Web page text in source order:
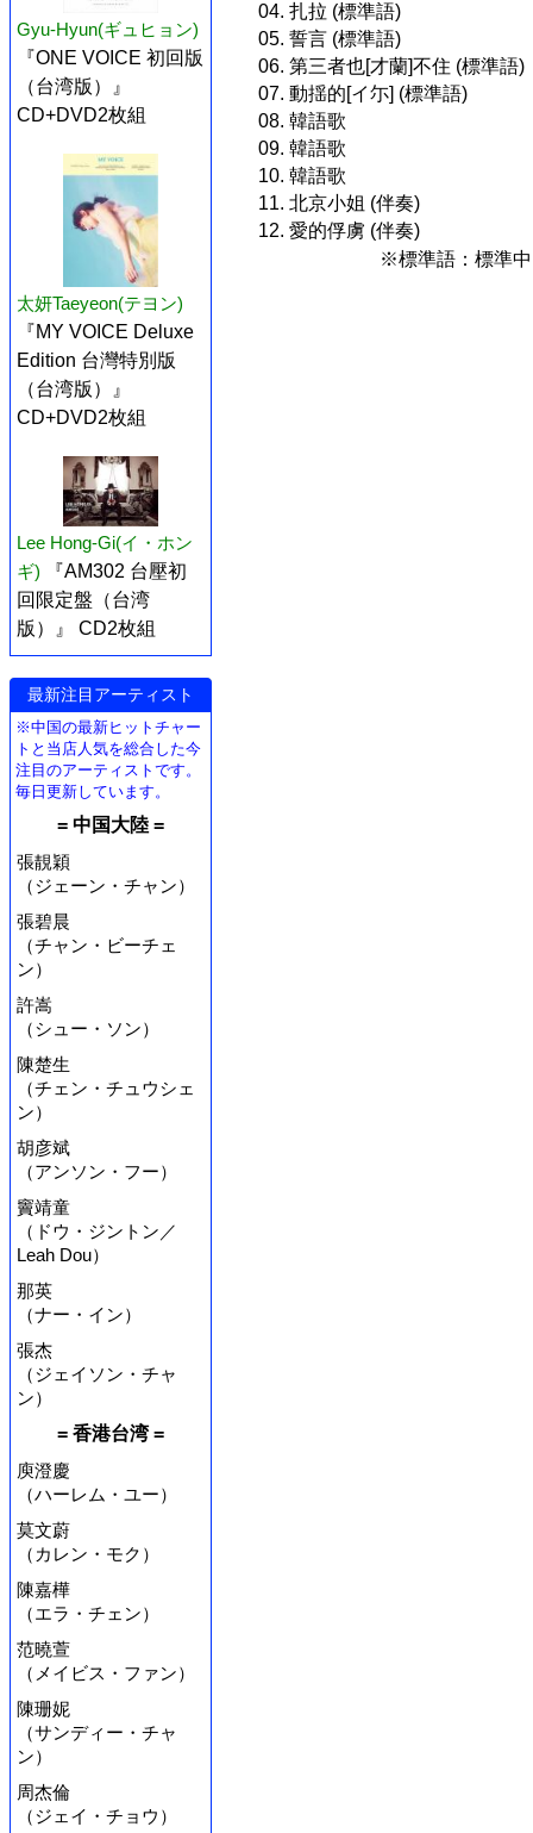
Gyu-Hyun(ギュヒョン)
『ONE VOICE 初回版
（台湾版）』
CD+DVD2枚組
太妍Taeyeon(テヨン)
『MY VOICE Deluxe
Edition 台灣特別版
（台湾版）』
CD+DVD2枚組
Lee Hong-Gi(イ・ホン
ギ)
『AM302 台壓初
回限定盤（台湾
版）』 CD2枚組
最新注目アーティスト
※中国の最新ヒットチャー
トと当店人気を総合した今
注目のアーティストです。
毎日更新しています。
= 中国大陸 =
張靚穎
（ジェーン・チャン）
張碧晨
（チャン・ビーチェ
ン）
許嵩
（シュー・ソン）
陳楚生
（チェン・チュウシェ
ン）
胡彦斌
（アンソン・フー）
竇靖童
（ドウ・ジントン／
Leah Dou）
那英
（ナー・イン）
張杰
（ジェイソン・チャ
ン）
= 香港台湾 =
庾澄慶
（ハーレム・ユー）
莫文蔚
（カレン・モク）
陳嘉樺
（エラ・チェン）
范曉萱
（メイビス・ファン）
陳珊妮
（サンディー・チャ
ン）
周杰倫
（ジェイ・チョウ）
04. 扎拉 (標準語)
05. 誓言 (標準語)
06. 第三者也[才蘭]不住 (標準語)
07. 動揺的[イ尓] (標準語)
08. 韓語歌
09. 韓語歌
10. 韓語歌
11. 北京小姐 (伴奏)
12. 愛的俘虜 (伴奏)
※標準語：標準